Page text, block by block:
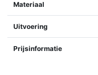
Materiaal
Uitvoering
Prijsinformatie